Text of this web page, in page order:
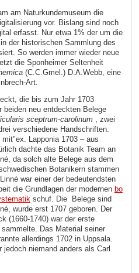
am Naturkundemuseum die
vor. Bislang sind noch
erfasst. Nur etwa 1% der um die
der historischen Sammlung des
So werden immer wieder neue
die Sponheimer Seltenheit
(C.C.Gmel.) D.A.Webb, eine
Art.
die bis zum Jahr 1703
neu entdeckten Belege
sceptrum-carolinum, zwei
verschiedene Handschriften.
Lapponia 1703 – aus
dachte das Botanik Team an
da solch alte Belege aus dem
Botanikern stammen
war einer der bedeutendsten
die Grundlagen der modernen bo
schuf. Die Belege sind
wurde erst 1707 geboren. Der
(1660-1740) war der erste
Das Material seiner
allerdings 1702 in Uppsala.
niemand anders als Carl